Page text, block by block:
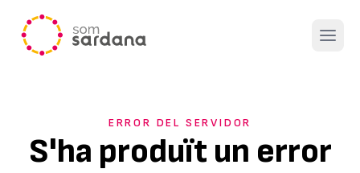
Open
ERROR DEL SERVIDOR
S'ha produït un error